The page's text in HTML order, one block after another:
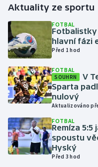
Golf
Gymnastika
Házená
Jezdectví
Judo
Krasobruslení
Lezení
Aktuality ze sportu
FOTBAL
Fotbalistky
hlavní fázi
Před 1 hod
FOTBAL
SOUHRN
V
Sparta
nulový
Aktualizováno
FOTBAL
Remíza
spoustu
Hyský
Před 3 hod